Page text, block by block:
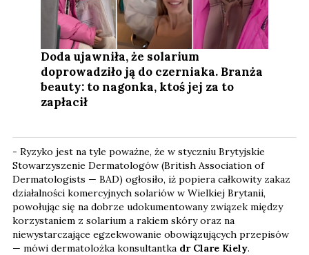
Doda ujawniła, że solarium
doprowadziło ją do czerniaka. Branża
beauty: to nagonka, ktoś jej za to
zapłacił
- Ryzyko jest na tyle poważne, że w styczniu Brytyjskie
Stowarzyszenie Dermatologów (British Association of
Dermatologists — BAD) ogłosiło, iż popiera całkowity zakaz
działalności komercyjnych solariów w Wielkiej Brytanii,
powołując się na dobrze udokumentowany związek między
korzystaniem z solarium a rakiem skóry oraz na
niewystarczające egzekwowanie obowiązujących przepisów
— mówi dermatolożka konsultantka dr Clare Kiely.